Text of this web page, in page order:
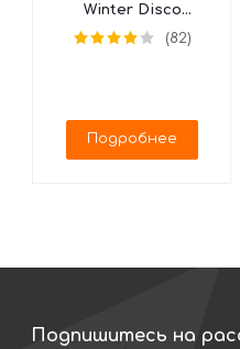
Winter Disco
Календарь, 562504
(25 сюрпризов)
(82)
Подробнее
Подпишитесь на